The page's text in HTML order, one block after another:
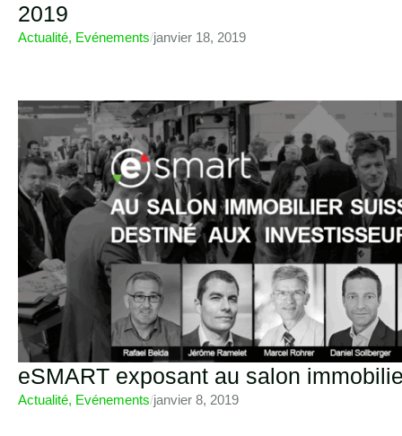
2019
Actualité, Evénements/janvier 18, 2019
eSMART exposant au salon
Actualité, Evénements/janvier 8, 2019